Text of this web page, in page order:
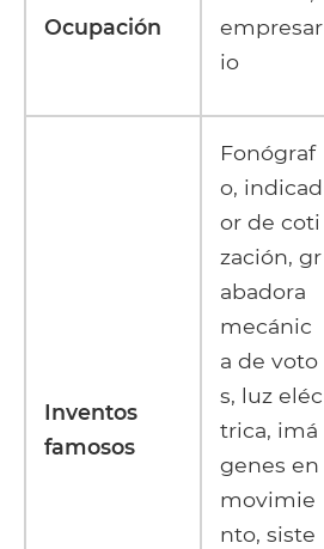
Ocupación
empresar
io
Inventos
famosos
Fonógraf
o, indicad
or de coti
zación, gr
abadora
mecánic
a de voto
s, luz eléc
trica, imá
genes en
movimie
nto, siste